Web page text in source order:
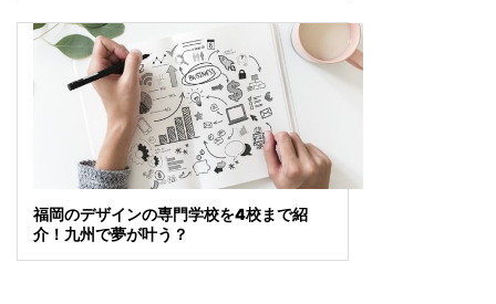
福岡のデザインの専門学校を4校まで紹
介！九州で夢が叶う？